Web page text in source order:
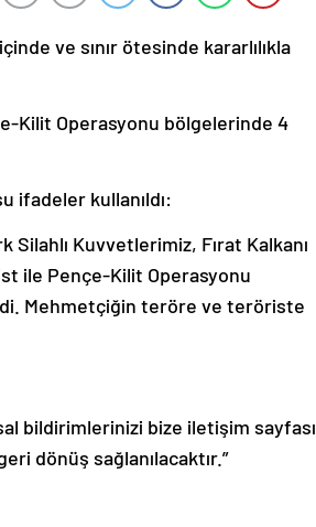
ve sınır ötesinde kararlılıkla
Kilit Operasyonu bölgelerinde 4
ifadeler kullanıldı:
Kuvvetlerimiz, Fırat Kalkanı
ile Pençe-Kilit Operasyonu
Mehmetçiğin teröre ve teröriste
bildirimlerinizi bize iletişim sayfası
dönüş sağlanılacaktır.”